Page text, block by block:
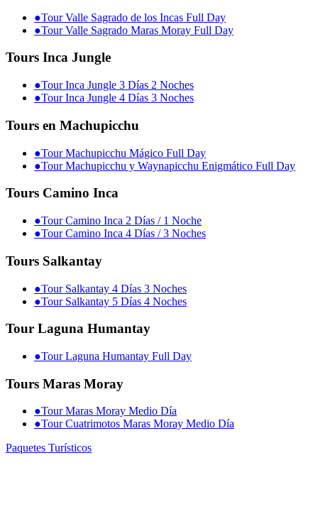
●Tour Valle Sagrado de los Incas Full Day
●Tour Valle Sagrado Maras Moray Full Day
Tours Inca Jungle
●Tour Inca Jungle 3 Días 2 Noches
●Tour Inca Jungle 4 Días 3 Noches
Tours en Machupicchu
●Tour Machupicchu Mágico Full Day
●Tour Machupicchu y Waynapicchu Enigmático Full Day
Tours Camino Inca
●Tour Camino Inca 2 Días / 1 Noche
●Tour Camino Inca 4 Días / 3 Noches
Tours Salkantay
●Tour Salkantay 4 Días 3 Noches
●Tour Salkantay 5 Días 4 Noches
Tour Laguna Humantay
●Tour Laguna Humantay Full Day
Tours Maras Moray
●Tour Maras Moray Medio Día
●Tour Cuatrimotos Maras Moray Medio Día
Paquetes Turísticos